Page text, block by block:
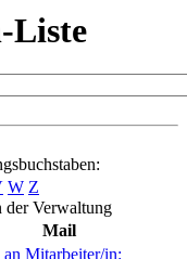
Liste
W Z
der Verwaltung
Mail